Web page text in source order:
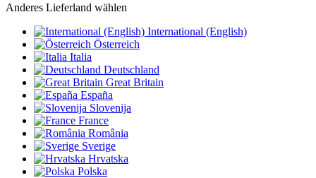
Anderes Lieferland wählen
International (English)
Österreich
Italia
Deutschland
Great Britain
España
Slovenija
France
România
Sverige
Hrvatska
Polska